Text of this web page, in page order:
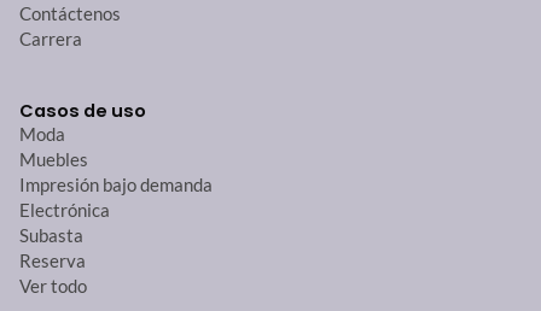
Contáctenos
Carrera
Casos de uso
Moda
Muebles
Impresión bajo demanda
Electrónica
Subasta
Reserva
Ver todo